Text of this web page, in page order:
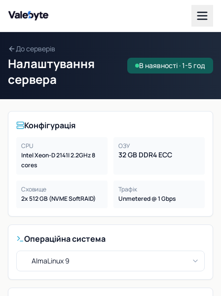
Valebyte
До серверів
Налаштування
сервера
В наявності · 1-5 год
Конфігурація
CPU
Intel Xeon-D 2141I 2.2GHz 8
cores
ОЗУ
32 GB DDR4 ECC
Сховище
2x 512 GB (NVME SoftRAID)
Трафік
Unmetered @ 1 Gbps
Операційна система
AlmaLinux 9